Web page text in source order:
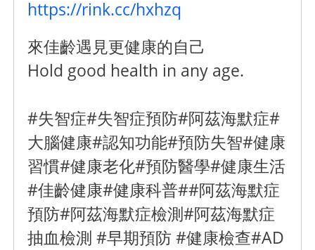
https://rink.cc/hxhzq
來佳齡遇見更健康的自己
Hold good health in any age.
#失智症#失智症預防#阿茲海默症#
大腦健康#認知功能#預防失智#健康
習慣#健康老化#預防醫學#健康生活
#佳齡健康#健康科普##阿茲海默症
預防#阿茲海默症檢測#阿茲海默症
抽血檢測 #早期預防 #健康檢查#AD